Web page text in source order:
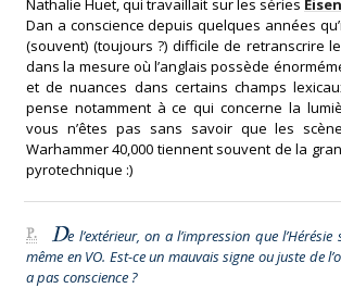
Nathalie Huet, qui travaillait sur les séries
Dan a conscience depuis quelques années
(souvent) (toujours ?) difficile de retranscrire
dans la mesure où l’anglais possède
et de nuances dans certains champs
pense notamment à ce qui concerne la
vous n’êtes pas sans savoir que les
Warhammer 40,000 tiennent souvent de la
pyrotechnique :)
P. De l’extérieur, on a l’impression que
même en VO. Est-ce un mauvais signe ou juste de
a pas conscience ?